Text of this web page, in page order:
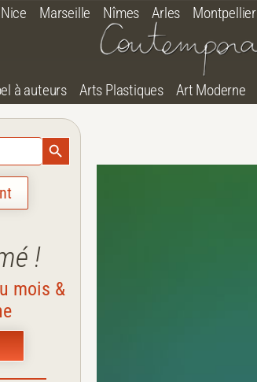
Nice Marseille Nîmes Arles Montpellier
à auteurs Arts Plastiques Art Moderne
Search Button
!
mois &